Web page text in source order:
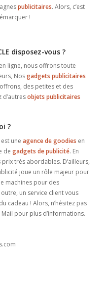
publicitaires. Alors, c’est
!
disposez-vous ?
ligne, nous offrons toute
Nosgadgets publicitaires
des petites et des
objets publicitaires
?
est une agence de goodies en
de gadgets de publicité. En
très abordables. D’ailleurs,
joue un rôle majeur pour
machines pour des
un service client vous
cadeau ! Alors, n’hésitez pas
pour plus d’informations.